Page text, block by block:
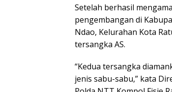
Setelah berhasil
pengembangan di
Ndao, Kelurahan Kota
tersangka AS.
“Kedua tersangka
jenis sabu-sabu,” kata